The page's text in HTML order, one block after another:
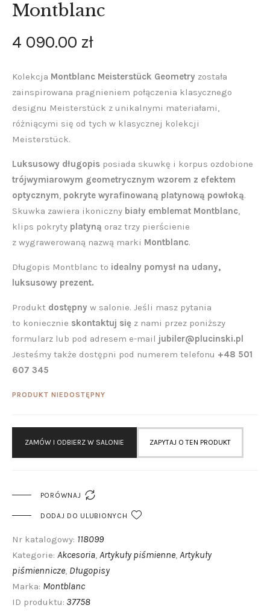
Montblanc
4 090.00 zł
Kolekcja Montblanc Meisterstück Geometry została
zainspirowana pragnieniem połączenia klasycznego
designu Meisterstück z unikalnymi materiałami,
różniącymi się od tych w klasycznej kolekcji
Meisterstück.
Luksusowy długopis posiada skuwkę i korpus ozdobione
trójwymiarowym geometrycznym wzorem z efektem
optycznym, pokryte wyrafinowaną platynową powłoką.
Skuwka zawiera ikoniczny biały emblemat Montblanc,
klips pokryty platyną oraz trzy pierścienie
z wygrawerowaną nazwą marki Montblanc.
Długopis Montblanc to idealny pomysł na udany,
luksusowy prezent.
Produkt dostępny w salonie. Jeśli masz pytania
to koniecznie skontaktuj się z nami przez poniższy
formularz lub pod adresem e-mail jubiler@plucinski.pl
Jesteśmy także dostępni pod numerem telefonu +48 501
607 345
PRODUKT NIEDOSTĘPNY
ZAMÓW I ODBIERZ W SALONIE ZAPYTAJ O TEN PRODUKT
PORÓWNAJ 
DODAJ DO ULUBIONYCH
Nr katalogowy: 118099
Kategorie: Akcesoria, Artykuły piśmienne, Artykuły
piśmiennicze, Długopisy
Marka: Montblanc
ID produktu: 37758